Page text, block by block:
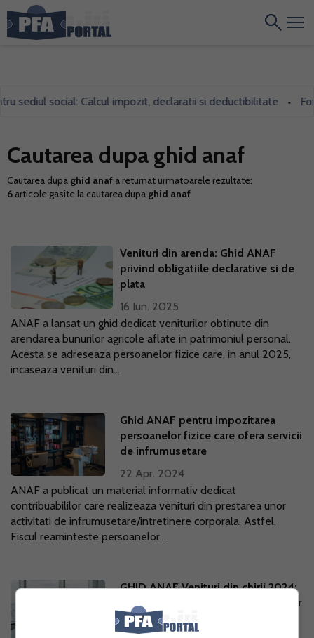
sediul social: Calcul impozit, declaratii si deductibilitate •
Cautarea dupa ghid anaf
Cautarea dupa ghid anaf a returnat urmatoarele rezultate:
6 articole gasite la cautarea dupa ghid anaf
Venituri din arenda: Ghid ANAF
privind obligatiile declarative si de
plata
16 Iun. 2025
ANAF a lansat un ghid dedicat veniturilor obtinute din
arendarea bunurilor agricole aflate in patrimoniul personal.
Acesta se adreseaza persoanelor fizice care, in anul 2025,
incaseaza venituri din...
Ghid ANAF pentru impozitarea
persoanelor fizice care ofera servicii
de infrumusetare
22 Apr. 2024
ANAF a publicat un material informativ dedicat
contribuabililor care realizeaza venituri din prestarea unor
activitati de infrumusetare/intretinere corporala. Astfel,
Fiscul reaminteste persoanelor...
GHID ANAF Venituri din chirii 2024:
Declararea si impozitarea veniturilor
obtinute de persoanele fizice